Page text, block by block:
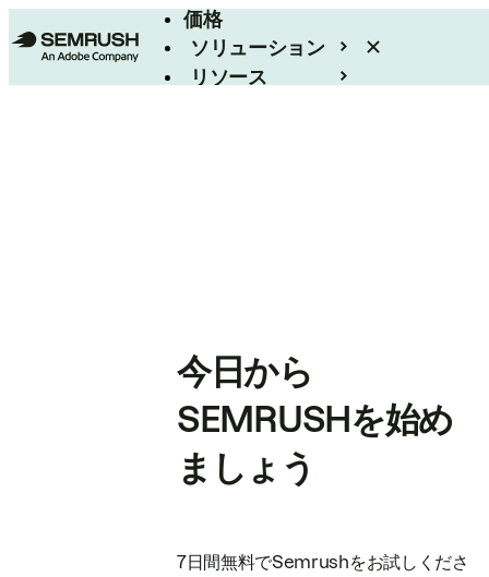
価格
ソリューション
リソース
今日から
SEMRUSHを始め
ましょう
7日間無料でSemrushをお試しくださ